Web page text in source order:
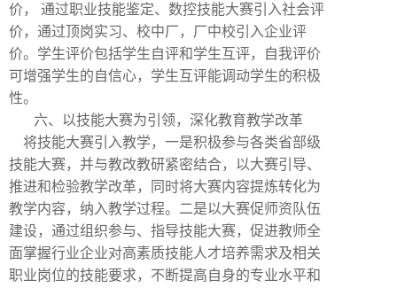
价，
通过职业技能鉴定、数控技能大赛引入社会评
价，通过顶岗实习、校中厂，厂中校引入企业评
价。学生评价包括学生自评和学生互评，自我评价
可增强学生的自信心，学生互评能调动学生的积极
性。
六、以技能大赛为引领，深化教育教学改革
将技能大赛引入教学，一是积极参与各类省部级
技能大赛，并与教改教研紧密结合，以大赛引导、
推进和检验教学改革，同时将大赛内容提炼转化为
教学内容，纳入教学过程。二是以大赛促师资队伍
建设，通过组织参与、指导技能大赛，促进教师全
面掌握行业企业对高素质技能人才培养需求及相关
职业岗位的技能要求，不断提高自身的专业水平和